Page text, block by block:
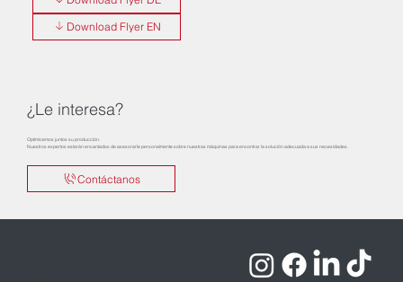
Download Flyer EN
¿Le interesa?
Optimicemos juntos su producción.
Nuestros expertos estarán encantados de asesorarle personalmente sobre nuestras máquinas para encontrar la solución adecuada a sus necesidades.
Contáctanos